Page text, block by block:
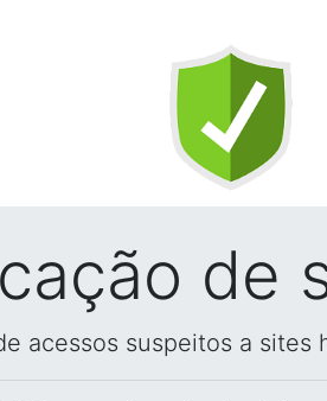
de
acessos suspeitos a sites